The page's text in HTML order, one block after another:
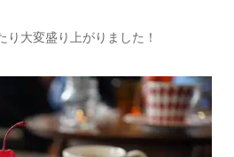
大変盛り上がりました！